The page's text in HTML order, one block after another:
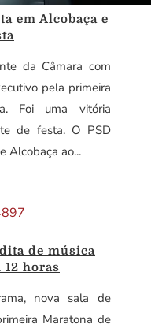
em Alcobaça e
da Câmara com
pela primeira
Foi uma vitória
de festa. O PSD
Alcobaça ao...
de música
12 horas
nova sala de
Maratona de